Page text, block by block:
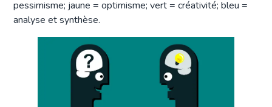
pessimisme; jaune = optimisme; vert = créativité; bleu =
analyse et synthèse.